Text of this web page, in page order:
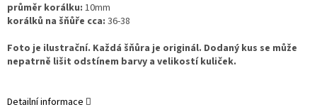
průměr korálku: 10mm
korálků na šňůře cca: 36-38
Foto je ilustrační. Každá šňůra je originál. Dodaný kus se může
nepatrně lišit odstínem barvy a velikostí kuliček.
Detailní informace